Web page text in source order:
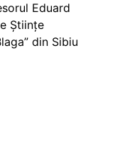
Eduard
Științe
din Sibiu